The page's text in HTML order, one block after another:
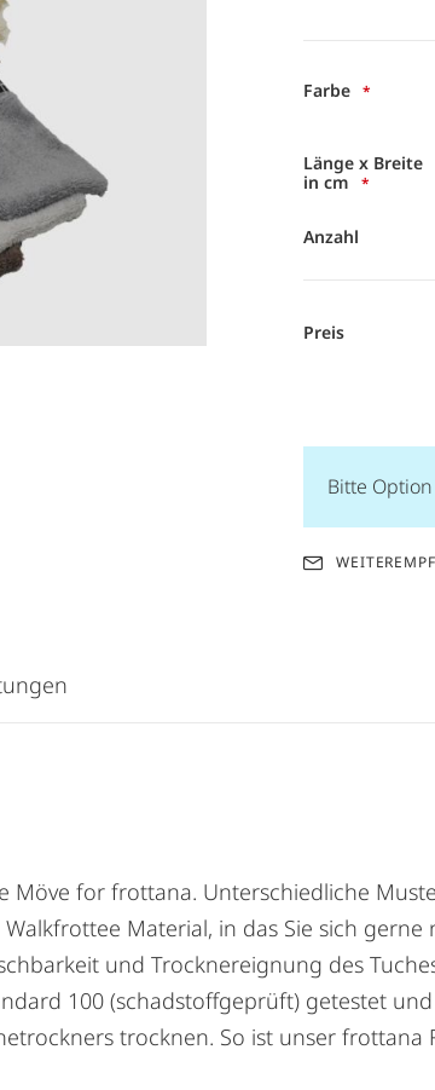
Farbe
Länge x Breite
in cm
Anzahl
Preis
Bitte
for frottana. Unterschiedliche
Material, in das Sie sich
und Trocknereignung des
100 (schadstoffgeprüft) getestet
trocknen. So ist unser frottana